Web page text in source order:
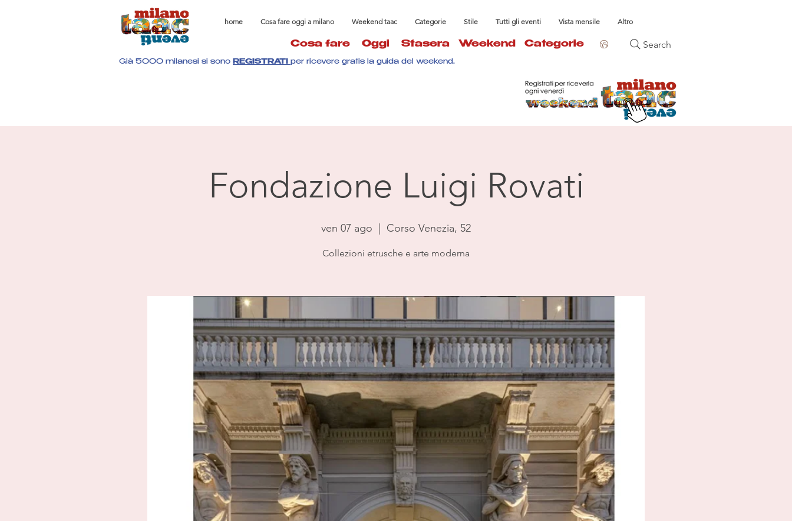
home Cosa fare oggi a milano Weekend taac Categorie Stile Tutti gli eventi Vista mensile Altro
Cosa fare Oggi Stasera Weekend Categorie Search
Già 5000 milanesi si sono REGISTRATI per ricevere gratis la guida del weekend.
Fondazione Luigi Rovati
ven 07 ago Corso Venezia, 52
Collezioni etrusche e arte moderna